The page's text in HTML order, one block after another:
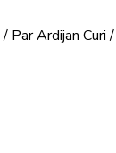
/ ParArdijan Curi/